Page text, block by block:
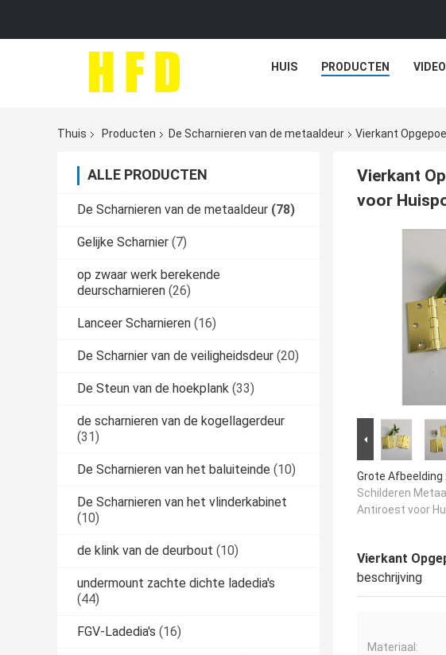
HUIS PRODUCTEN
Thuis Producten De Scharnieren van de metaaldeur Vierkant
ALLE PRODUCTEN
De Scharnieren van de metaaldeur (78)
Gelijke Scharnier (7)
op zwaar werk berekende
deurscharnieren (26)
Lanceer Scharnieren (16)
De Scharnier van de veiligheidsdeur (20)
De Steun van de hoekplank (33)
de scharnieren van de kogellagerdeur
(31)
De Scharnieren van het baluiteinde (10)
De Scharnieren van het vlinderkabinet
(10)
de klink van de deurbout (10)
undermount zachte dichte ladedia's
(44)
FGV-Ladedia's (16)
Vierkant
voor
Grote Afbeelding :
Schilderen
Antiroest voor
Vierkant
beschrijving
Materiaal: